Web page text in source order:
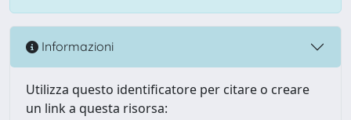
Informazioni
Utilizza questo identificatore per citare o creare
un link a questa risorsa: